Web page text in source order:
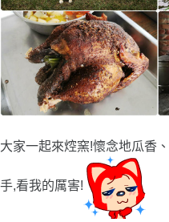
大家一起來焢窯!懷念地瓜香、
手,看我的厲害!